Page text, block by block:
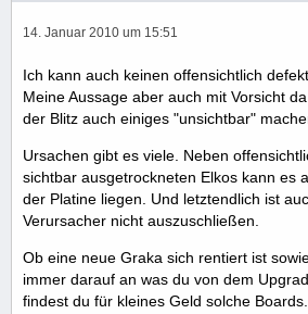
14. Januar 2010 um 15:51
Ich kann auch keinen offensichtlich
Meine Aussage aber auch mit Vorsicht
der Blitz auch einiges "unsichtbar"
Ursachen gibt es viele. Neben
sichtbar ausgetrockneten Elkos kann es
der Platine liegen. Und letztendlich ist
Verursacher nicht auszuschließen.
Ob eine neue Graka sich rentiert ist
immer darauf an was du von dem
findest du für kleines Geld solche